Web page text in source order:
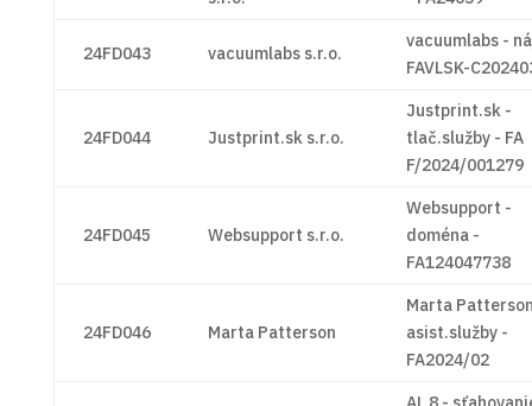
24FD043 vacuumlabs s.r.o.
vacuumlabs -
FAVLSK-
24FD044 Justprint.sk s.r.o.
Justprint.sk -
tlač.služby - FA
F/2024/001279
24FD045 Websupport s.r.o.
Websupport -
doména -
FA124047738
24FD046 Marta Patterson
Marta
asist.služby -
FA2024/02